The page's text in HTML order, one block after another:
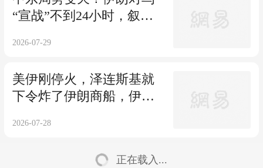
“宣战”不到24小时，叙利
2026-07-29
美伊刚停火，泽连斯基就
下令炸了伊朗商船，伊朗
2026-07-28
正在载入...